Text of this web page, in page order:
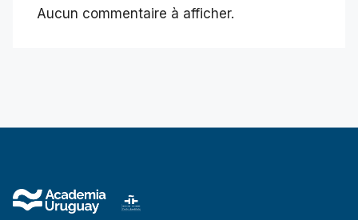
Aucun commentaire à afficher.